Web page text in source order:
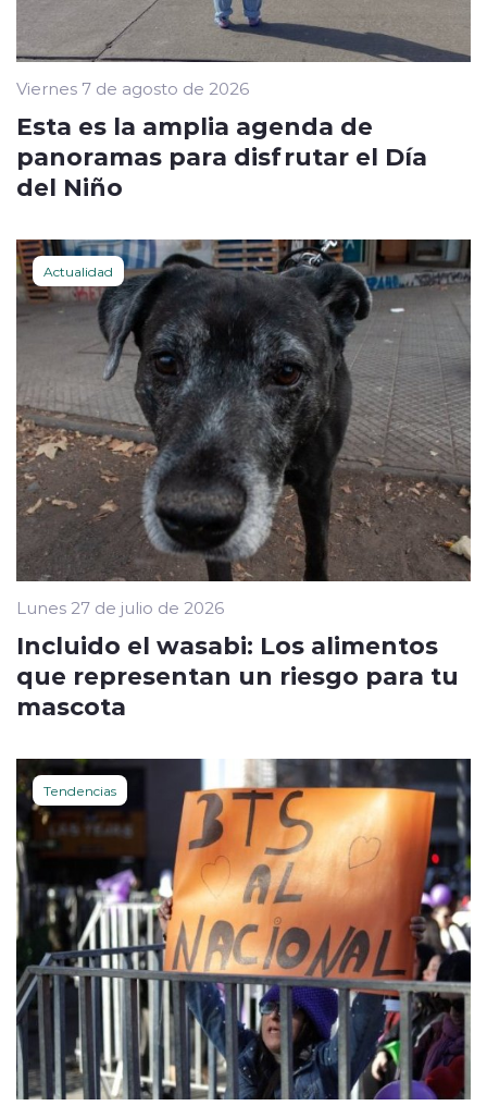
Viernes 7 de agosto de 2026
Esta es la amplia agenda de
panoramas para disfrutar el Día
del Niño
Actualidad
Lunes 27 de julio de 2026
Incluido el wasabi: Los alimentos
que representan un riesgo para tu
mascota
Tendencias